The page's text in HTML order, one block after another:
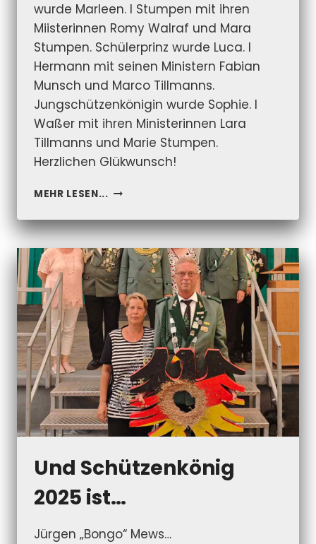
wurde Marleen. I Stumpen mit ihren
Miisterinnen Romy Walraf und Mara
Stumpen. Schülerprinz wurde Luca. I
Hermann mit seinen Ministern Fabian
Munsch und Marco Tillmanns.
Jungschützenkönigin wurde Sophie. I
Waßer mit ihren Ministerinnen Lara
Tillmanns und Marie Stumpen.
Herzlichen Glükwunsch!
MEHR LESEN... JUNGSCHÜTZEN-
2025
Und Schützenkönig
2025 ist…
Jürgen „Bongo“ Mews…